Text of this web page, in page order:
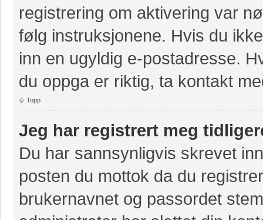
registrering om aktivering var
følg instruksjonene. Hvis du
inn en ugyldig e-postadresse.
du oppga er riktig, ta kontakt
Topp
Jeg har registrert meg
Du har sannsynligvis skrevet
posten du mottok da du
brukernavnet og passordet